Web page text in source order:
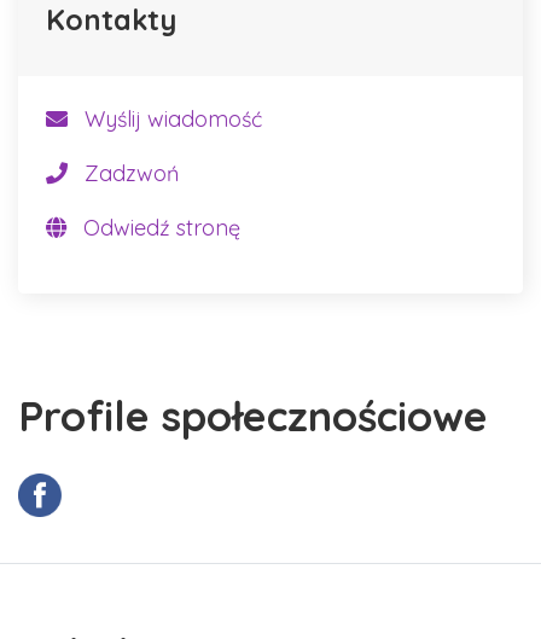
Profile społecznościowe
Kontakty
Wyślij wiadomość
Zadzwoń
Odwiedź stronę